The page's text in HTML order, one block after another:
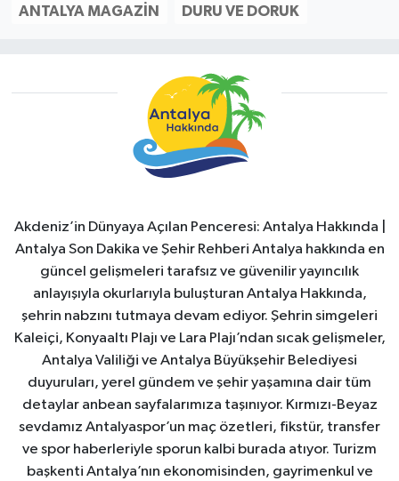
ANTALYA MAGAZIN DURU VE DORUK
Akdeniz’in Dünyaya Açılan Penceresi: Antalya Hakkında |
Antalya Son Dakika ve Şehir Rehberi Antalya hakkında en
güncel gelişmeleri tarafsız ve güvenilir yayıncılık
anlayışıyla okurlarıyla buluşturan Antalya Hakkında,
şehrin nabzını tutmaya devam ediyor. Şehrin simgeleri
Kaleiçi, Konyaaltı Plajı ve Lara Plajı’ndan sıcak gelişmeler,
Antalya Valiliği ve Antalya Büyükşehir Belediyesi
duyuruları, yerel gündem ve şehir yaşamına dair tüm
detaylar anbean sayfalarımıza taşınıyor. Kırmızı-Beyaz
sevdamız Antalyaspor’un maç özetleri, fikstür, transfer
ve spor haberleriyle sporun kalbi burada atıyor. Turizm
başkenti Antalya’nın ekonomisinden, gayrimenkul ve